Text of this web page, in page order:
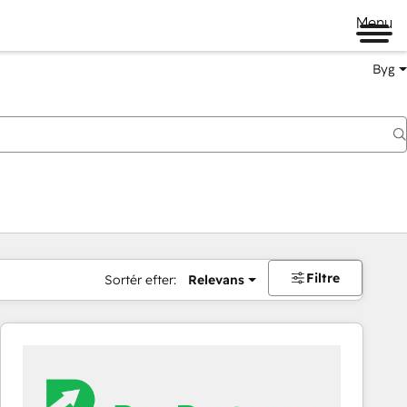
Menu
Byg
Sortér efter: Relevans Filtre